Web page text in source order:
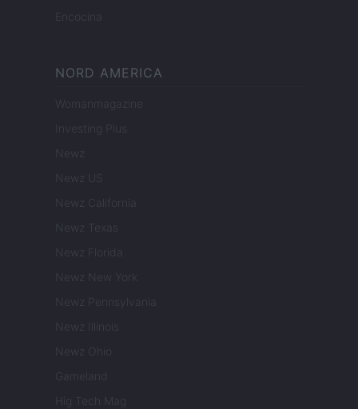
Encocina
NORD AMERICA
Womanmagazine
Investing Plus
Newz
Newz US
Newz California
Newz Texas
Newz Florida
Newz New York
Newz Pennsylvania
Newz Illinois
Newz Ohio
Gameland
Hig Tech Mag